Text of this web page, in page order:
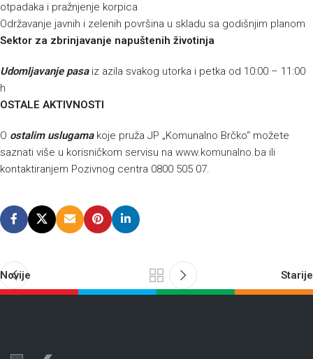
otpadaka i pražnjenje korpica
Održavanje javnih i zelenih površina u skladu sa godišnjim planom
Sektor za zbrinjavanje napuštenih životinja
Udomljavanje pasaiz azila svakog utorka i petka od 10:00 – 11:00
h
OSTALE AKTIVNOSTI
O ostalim uslugamakoje pruža JP „Komunalno Brčko“ možete
saznati više u korisničkom servisu na www.komunalno.ba ili
kontaktiranjem Pozivnog centra 0800 505 07.
Novije Starije